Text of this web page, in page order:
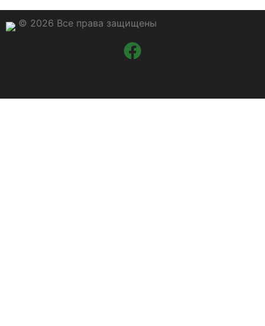
© 2026 Все права защищены